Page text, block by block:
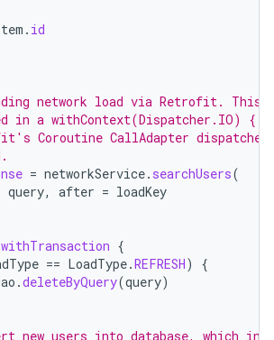
. id
network load via Retrofit. This
in a withContext(Dispatcher.IO) {
Coroutine CallAdapter dispatches
= networkService. searchUsers(
query, after = loadKey
withTransaction {
== LoadType.REFRESH)
{
.deleteByQuery(query)
new users into database, which